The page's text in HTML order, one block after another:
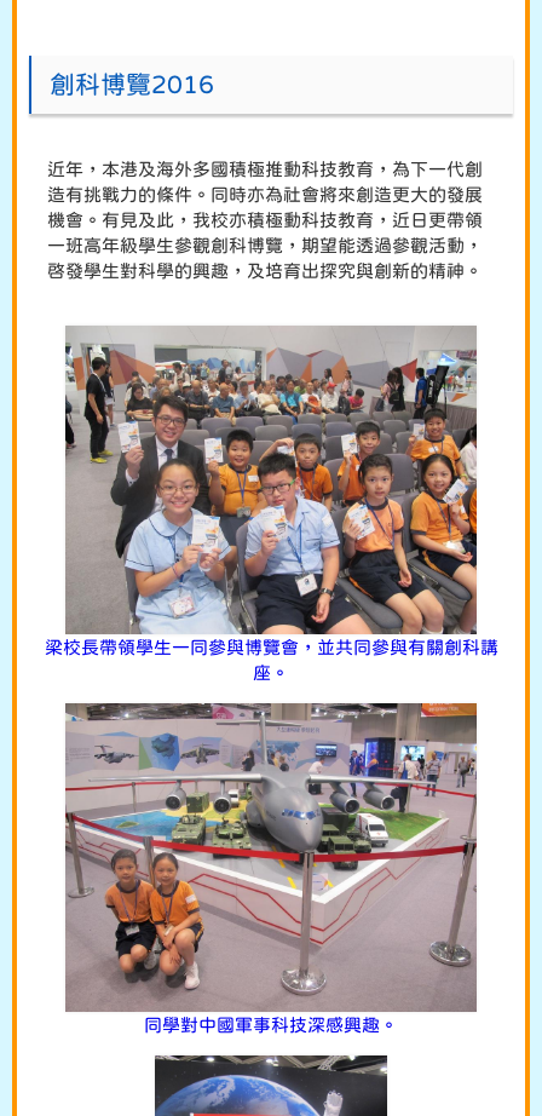
創科博覽2016
近年，本港及海外多國積極推動科技教育，為下一代創
造有挑戰力的條件。同時亦為社會將來創造更大的發展
機會。有見及此，我校亦積極動科技教育，近日更帶領
一班高年級學生參觀創科博覽，期望能透過參觀活動，
啓發學生對科學的興趣，及培育出探究與創新的精神。
梁校長帶領學生一同參與博覽會，並共同參與有關創科講
座。
同學對中國軍事科技深感興趣。